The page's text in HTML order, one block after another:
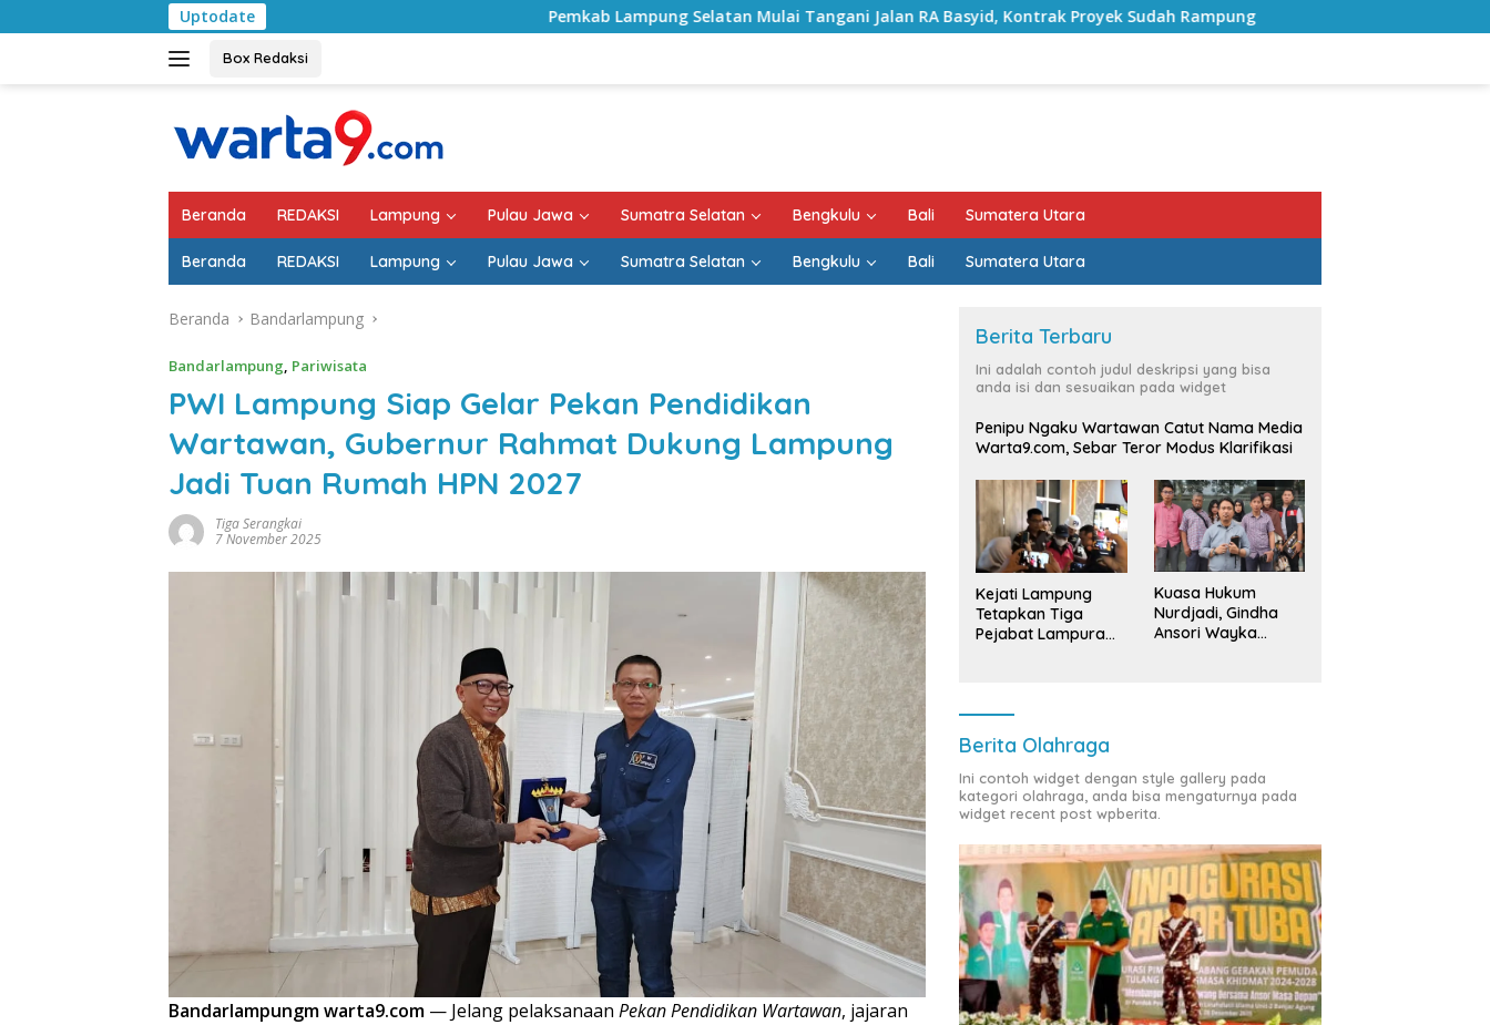
ke
Uptodate Pemkab Lampung Selatan Mulai Tangani Jalan RA Basyid, Kontrak Proyek Sudah Rampung Bulan Kemerdekaan, Bupati Lampung
Box Redaksi
Beranda REDAKSI Lampung Pulau Jawa Sumatra Selatan Bengkulu Bali Sumatera Utara
Beranda REDAKSI Lampung Pulau Jawa Sumatra Selatan Bengkulu Bali Sumatera Utara
Beranda Bandarlampung
Bandarlampung, Pariwisata
PWI Lampung Siap Gelar Pekan Pendidikan
Wartawan, Gubernur Rahmat Dukung Lampung
Jadi Tuan Rumah HPN 2027
Tiga Serangkai
7 November 2025
Bandarlampungm warta9.com — Jelang pelaksanaan Pekan Pendidikan Wartawan, jajaran
Berita Terbaru
Ini adalah contoh judul deskripsi yang bisa
anda isi dan sesuaikan pada widget
Penipu Ngaku Wartawan Catut Nama Media
Warta9.com, Sebar Teror Modus Klarifikasi
Kejati Lampung
Tetapkan Tiga
Pejabat Lampura
Kuasa Hukum
Nurdjadi, Gindha
Ansori Wayka
Berita Olahraga
Ini contoh widget dengan style gallery pada
kategori olahraga, anda bisa mengaturnya pada
widget recent post wpberita.